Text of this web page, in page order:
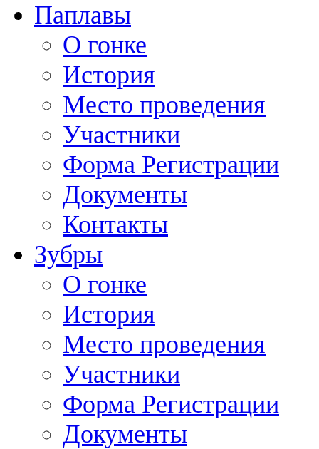
Паплавы
О гонке
История
Место проведения
Участники
Форма Регистрации
Документы
Контакты
Зубры
О гонке
История
Место проведения
Участники
Форма Регистрации
Документы